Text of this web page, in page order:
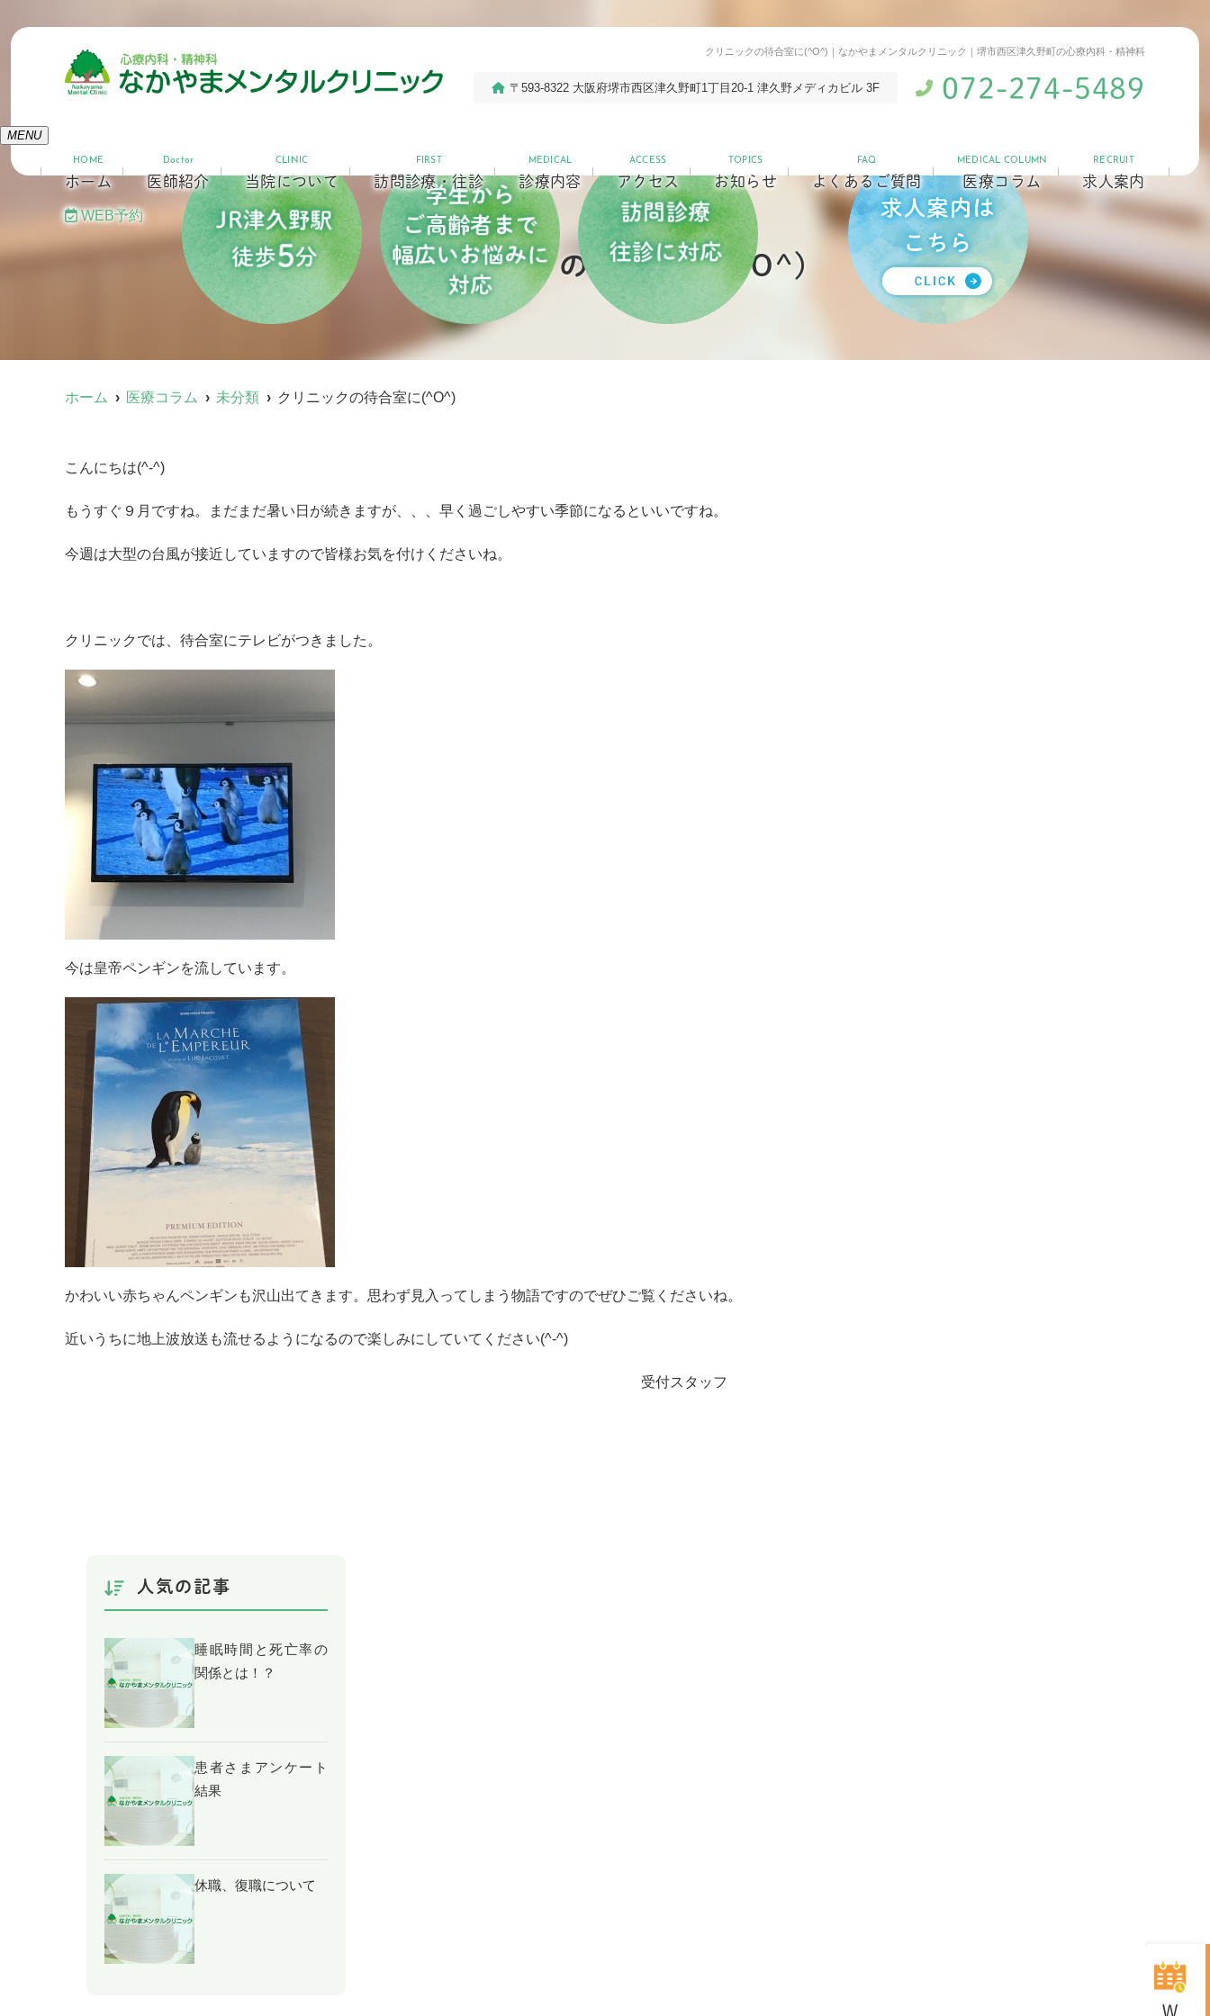
クリニックの待合室に(^O^)｜なかやまメンタルクリニック｜堺市西区津久野町の心療内科・精神科
〒593-8322 大阪府堺市西区津久野町1丁目20-1 津久野メディカビル 3F 072-274-5489
MENU
HOME
ホーム
Doctor
医師紹介
CLINIC
当院について
FIRST
訪問診療・往診
MEDICAL
診療内容
ACCESS
アクセス
TOPICS
お知らせ
FAQ
よくあるご質問
MEDICAL COLUMN
医療コラム
RECRUIT
求人案内
WEB予約
クリニックの待合室に(^O^)
ホーム 医療コラム 未分類 クリニックの待合室に(^O^)
こんにちは(^-^)
もうすぐ９月ですね。まだまだ暑い日が続きますが、、、早く過ごしやすい季節になるといいですね。
今週は大型の台風が接近していますので皆様お気を付けくださいね。
クリニックでは、待合室にテレビがつきました。
今は皇帝ペンギンを流しています。
かわいい赤ちゃんペンギンも沢山出てきます。思わず見入ってしまう物語ですのでぜひご覧くださいね。
近いうちに地上波放送も流せるようになるので楽しみにしていてください(^-^)
受付スタッフ
人気の記事
睡眠時間と死亡率の
関係とは！？
患者さまアンケート
結果
休職、復職について